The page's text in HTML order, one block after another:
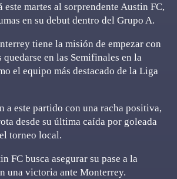
este martes al sorprendente Austin FC,
en su debut dentro del Grupo A.
tiene la misión de empezar con
en las Semifinales en la
el equipo más destacado de la Liga
a este partido con una racha positiva,
desde su última caída por goleada
torneo local.
FC busca asegurar su pase a la
una victoria ante Monterrey.